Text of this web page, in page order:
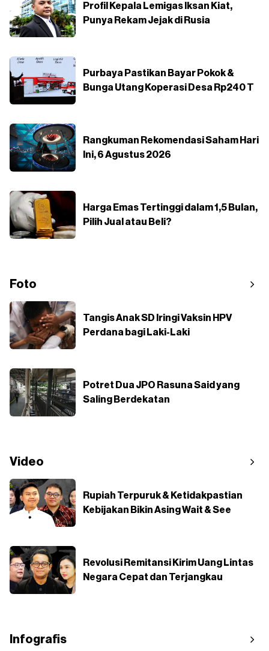
Profil Kepala Lemigas Iksan Kiat,
Punya Rekam Jejak di Rusia
Purbaya Pastikan Bayar Pokok &
Bunga Utang Koperasi Desa Rp240 T
Rangkuman Rekomendasi Saham Hari
Ini, 6 Agustus 2026
Harga Emas Tertinggi dalam 1,5 Bulan,
Pilih Jual atau Beli?
Foto
Tangis Anak SD Iringi Vaksin HPV
Perdana bagi Laki-Laki
Potret Dua JPO Rasuna Said yang
Saling Berdekatan
Video
Rupiah Terpuruk & Ketidakpastian
Kebijakan Bikin Asing Wait & See
Revolusi Remitansi Kirim Uang Lintas
Negara Cepat dan Terjangkau
Infografis